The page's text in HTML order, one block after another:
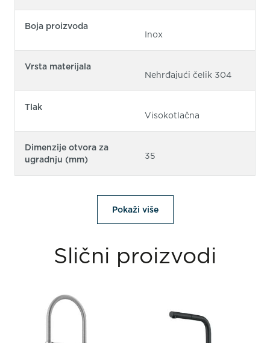
Boja proizvoda
Inox
Vrsta materijala
Nehrđajući čelik 304
Tlak
Visokotlačna
Dimenzije otvora za
ugradnju (mm)
35
Pokaži više
Slični proizvodi